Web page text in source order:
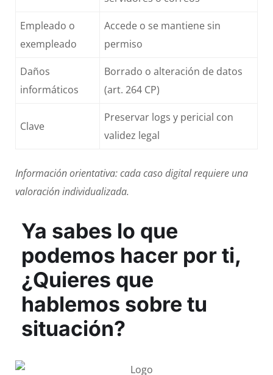
Empleado o
exempleado
Accede o se mantiene sin
permiso
Daños
informáticos
Borrado o alteración de datos
(art. 264 CP)
Clave
Preservar logs y pericial con
validez legal
Información orientativa: cada caso digital requiere una
valoración individualizada.
Ya sabes lo que
podemos hacer por ti,
¿Quieres que
hablemos sobre tu
situación?